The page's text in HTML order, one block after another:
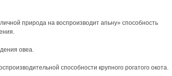
природа на воспроизводит апьну» способность
овеа.
способности крупного рогатого окота.